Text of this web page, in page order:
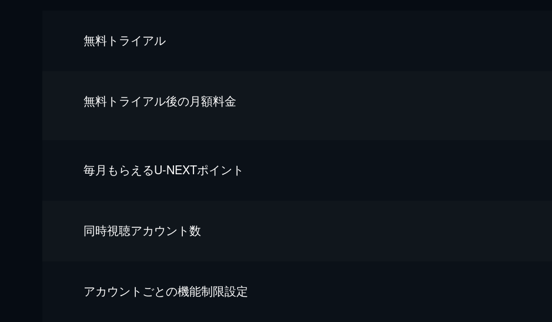
無料トライアル
無料トライアル後の⽉額料金
毎⽉もらえるU-NEXTポイント
同時視聴アカウント数
アカウントごとの機能制限設定